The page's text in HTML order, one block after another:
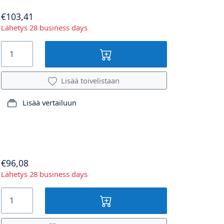
€103,41
Lähetys 28 business days
Lisää toivelistaan
Lisää vertailuun
€96,08
Lähetys 28 business days